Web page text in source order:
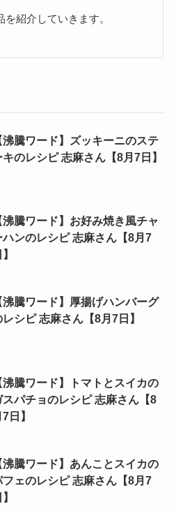
紹介していきます。
沸騰ワード】ズッキーニのステ
キのレシピ 志麻さん【8月7日】
沸騰ワード】お好み焼き風チャ
ハンのレシピ 志麻さん【8月7
沸騰ワード】厚揚げハンバーグ
レシピ 志麻さん【8月7日】
沸騰ワード】トマトとスイカの
スパチョのレシピ 志麻さん【8
7日】
沸騰ワード】あんことスイカの
フェのレシピ 志麻さん【8月7